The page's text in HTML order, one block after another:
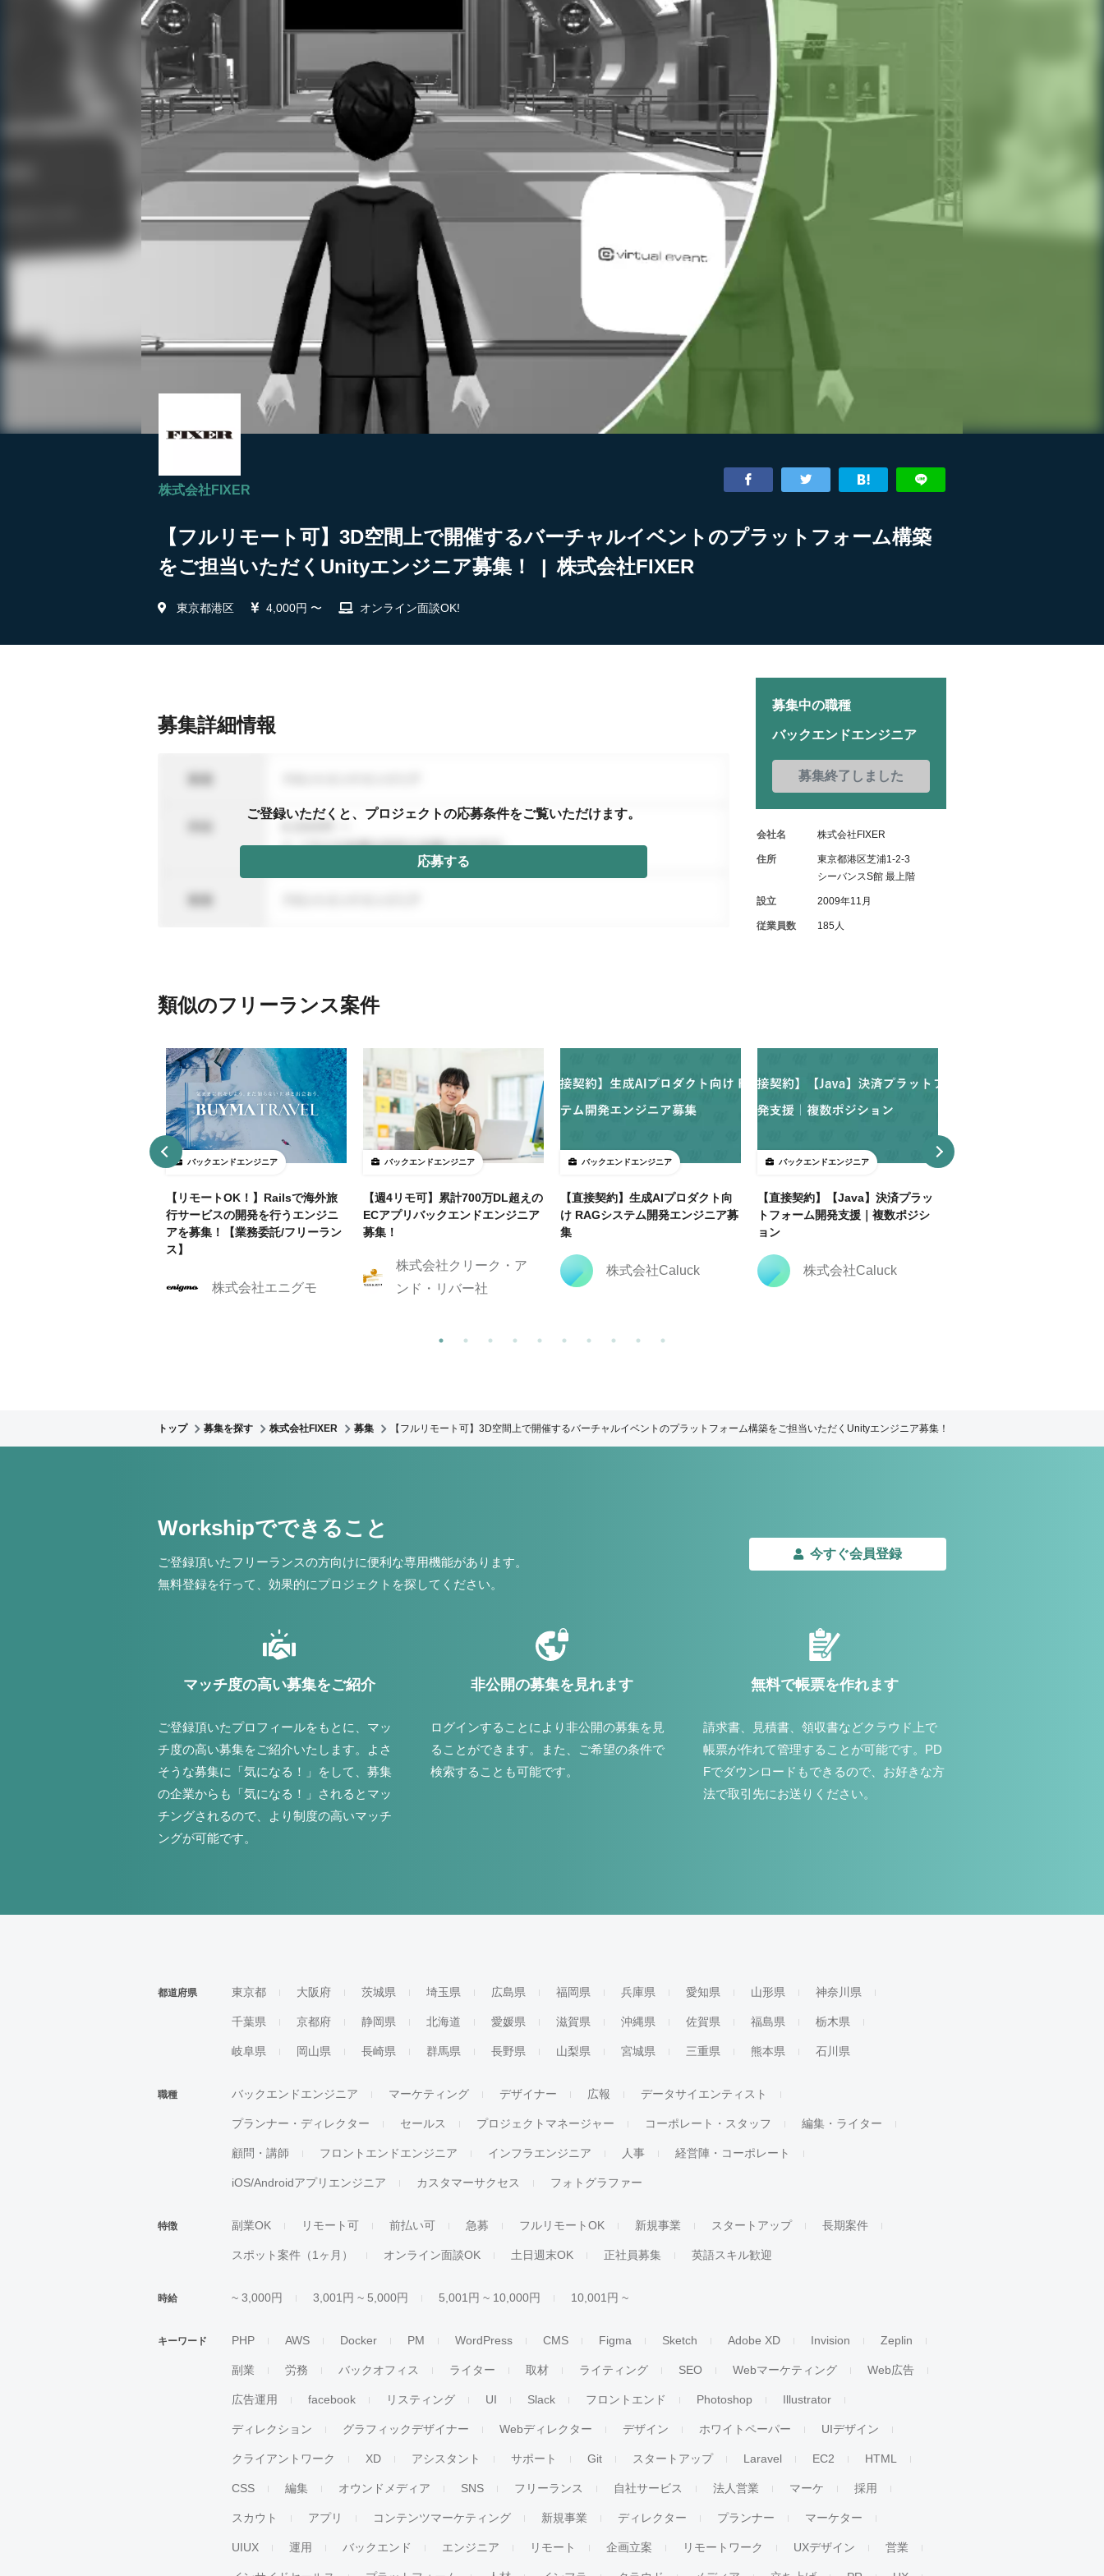
株式会社FIXER
【フルリモート可】3D空間上で開催するバーチャルイベントのプラットフォーム構築
をご担当いただくUnityエンジニア募集！ | 株式会社FIXER
東京都港区 4,000円 〜 オンライン面談OK!
募集詳細情報
ご登録いただくと、プロジェクトの応募条件をご覧いただけます。
応募する
募集中の職種
バックエンドエンジニア
募集終了しました
会社名 株式会社FIXER
住所
東京都港区芝浦1-2-3
シーバンスS館 最上階
設立 2009年11月
従業員数 185人
類似のフリーランス案件
バックエンドエンジニア
【リモートOK！】Railsで海外旅
行サービスの開発を行うエンジニ
アを募集！【業務委託/フリーラン
ス】
株式会社エニグモ
バックエンドエンジニア
【週4リモ可】累計700万DL超えの
ECアプリバックエンドエンジニア
募集！
株式会社クリーク・ア
ンド・リバー社
バックエンドエンジニア
【直接契約】生成AIプロダクト向
け RAGシステム開発エンジニア募
集
株式会社Caluck
バックエンドエンジニア
【直接契約】【Java】決済プラッ
トフォーム開発支援｜複数ポジシ
ョン
株式会社Caluck
トップ 募集を探す 株式会社FIXER 募集 【フルリモート可】3D空間上で開催するバーチャルイベントのプラットフォーム構築をご担当いただくUnityエンジニア募集！
Workshipでできること
ご登録頂いたフリーランスの方向けに便利な専用機能があります。
無料登録を行って、効果的にプロジェクトを探してください。
今すぐ会員登録
マッチ度の高い募集をご紹介
ご登録頂いたプロフィールをもとに、マッ
チ度の高い募集をご紹介いたします。よさ
そうな募集に「気になる！」をして、募集
の企業からも「気になる！」されるとマッ
チングされるので、より制度の高いマッチ
ングが可能です。
非公開の募集を見れます
ログインすることにより非公開の募集を見
ることができます。また、ご希望の条件で
検索することも可能です。
無料で帳票を作れます
請求書、見積書、領収書などクラウド上で
帳票が作れて管理することが可能です。PD
Fでダウンロードもできるので、お好きな方
法で取引先にお送りください。
都道府県 東京都 大阪府 茨城県 埼玉県 広島県 福岡県 兵庫県 愛知県 山形県 神奈川県
千葉県 京都府 静岡県 北海道 愛媛県 滋賀県 沖縄県 佐賀県 福島県 栃木県
岐阜県 岡山県 長崎県 群馬県 長野県 山梨県 宮城県 三重県 熊本県 石川県
職種 バックエンドエンジニア マーケティング デザイナー 広報 データサイエンティスト
プランナー・ディレクター セールス プロジェクトマネージャー コーポレート・スタッフ 編集・ライター
顧問・講師 フロントエンドエンジニア インフラエンジニア 人事 経営陣・コーポレート
iOS/Androidアプリエンジニア カスタマーサクセス フォトグラファー
特徴 副業OK リモート可 前払い可 急募 フルリモートOK 新規事業 スタートアップ 長期案件
スポット案件（1ヶ月） オンライン面談OK 土日週末OK 正社員募集 英語スキル歓迎
時給 ~ 3,000円 3,001円 ~ 5,000円 5,001円 ~ 10,000円 10,001円 ~
キーワード PHP AWS Docker PM WordPress CMS Figma Sketch Adobe XD Invision Zeplin
副業 労務 バックオフィス ライター 取材 ライティング SEO Webマーケティング Web広告
広告運用 facebook リスティング UI Slack フロントエンド Photoshop Illustrator
ディレクション グラフィックデザイナー Webディレクター デザイン ホワイトペーパー UIデザイン
クライアントワーク XD アシスタント サポート Git スタートアップ Laravel EC2 HTML
CSS 編集 オウンドメディア SNS フリーランス 自社サービス 法人営業 マーケ 採用
スカウト アプリ コンテンツマーケティング 新規事業 ディレクター プランナー マーケター
UIUX 運用 バックエンド エンジニア リモート 企画立案 リモートワーク UXデザイン 営業